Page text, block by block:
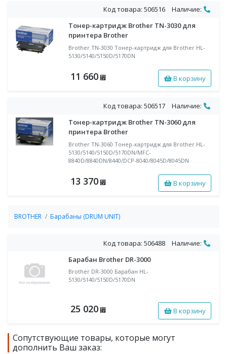
Код товара: 506516
Наличие:
Тонер-картридж Brother TN-3030 для
принтера Brother
Brother TN-3030 Тонер-картридж для Brother HL-
5130/5140/5150D/5170DN
11 660 ⃏ В корзину
Код товара: 506517
Наличие:
Тонер-картридж Brother TN-3060 для
принтера Brother
Brother TN-3060 Тонер-картридж для Brother HL-
5130/5140/5150D/5170DN/MFC-
8840D/8840DN/8440/DCP-8040/8045D/8045DN
13 370 ⃏ В корзину
BROTHER Барабаны (DRUM UNIT)
Код товара: 506488
Наличие:
Барабан Brother DR-3000
Brother DR-3000 Барабан HL-
5130/5140/5150D/5170DN
25 020 ⃏ В корзину
Сопутствующие товары, которые могут
дополнить Ваш заказ: